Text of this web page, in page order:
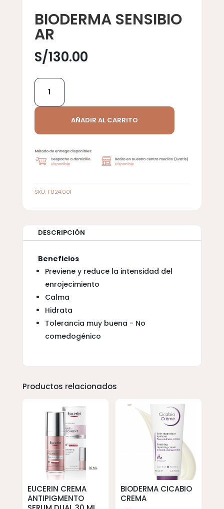
BIODERMA SENSIBIO
AR
S/130.00
BIODERMA
SENSIBIO
AR
AÑADIR AL CARRITO
SKU: F024.001
DESCRIPCIÓN
Beneficios
Previene y reduce la intensidad del
enrojecimiento
Calma
Hidrata
Tolerancia muy buena - No
comedogénico
Productos relacionados
EUCERIN CREMA
ANTIPIGMENTO
BIODERMA CICABIO
CREMA